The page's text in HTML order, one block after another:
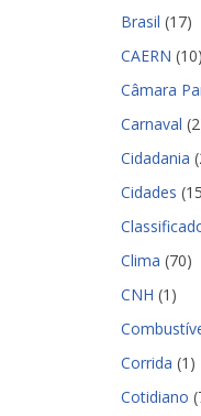
Brasil (17)
CAERN (10)
Câmara
Carnaval
Cidadania
Cidades
Clima (70)
CNH (1)
Corrida (1)
Cotidiano